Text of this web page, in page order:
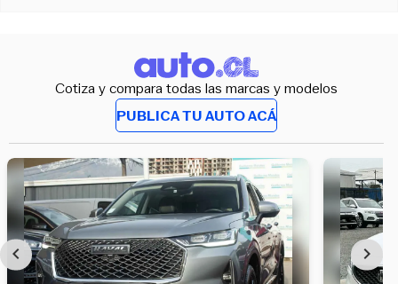
Cotiza y compara todas las marcas y modelos
PUBLICA TU AUTO ACÁ